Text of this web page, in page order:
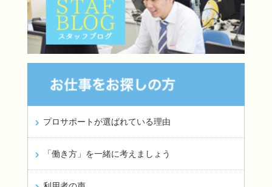
プロサポートが選ばれている理由
「働き方」を一緒に考えましょう